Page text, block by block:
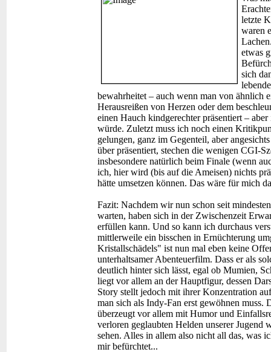
letzte
waren
etwas
sich
bewahrheitet – auch wenn man von ähnlich
Herausreißen von Herzen oder dem
einen Hauch kindgerechter präsentiert –
würde. Zuletzt muss ich noch einen
gelungen, ganz im Gegenteil, aber
über präsentiert, stechen die wenigen CGI-
insbesondere natürlich beim Finale (wenn
ich, hier wird (bis auf die Ameisen) nichts
hätte umsetzen können. Das wäre für mich
Fazit: Nachdem wir nun schon seit
warten, haben sich in der Zwischenzeit
erfüllen kann. Und so kann ich durchaus
mittlerweile ein bisschen in Ernüchterung
Kristallschädels" ist nun mal eben keine
unterhaltsamer Abenteuerfilm. Dass er als
deutlich hinter sich lässt, egal ob Mumien,
liegt vor allem an der Hauptfigur, dessen
Story stellt jedoch mit ihrer Konzentration
man sich als Indy-Fan erst gewöhnen
überzeugt vor allem mit Humor und
verloren geglaubten Helden unserer Jugend
sehen. Alles in allem also nicht all das, was
mir befürchtet...